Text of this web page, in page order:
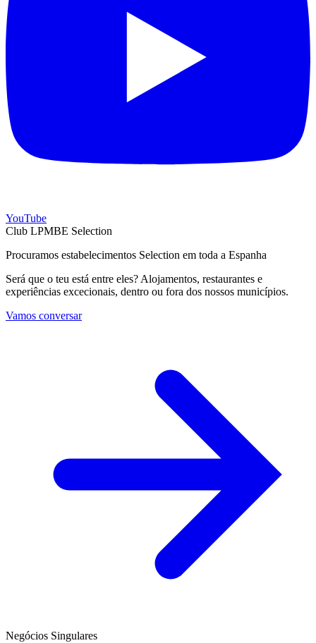
YouTube
Club LPMBE Selection
Procuramos estabelecimentos Selection em toda a Espanha
Será que o teu está entre eles? Alojamentos, restaurantes e
experiências excecionais, dentro ou fora dos nossos municípios.
Vamos conversar
Negócios Singulares